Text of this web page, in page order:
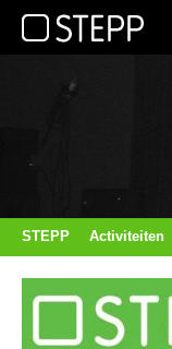
STEPP Activiteiten